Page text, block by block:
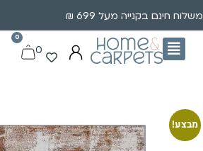
משלוח חינם בקנייה מעל 699 ₪
0
0
מבצע!